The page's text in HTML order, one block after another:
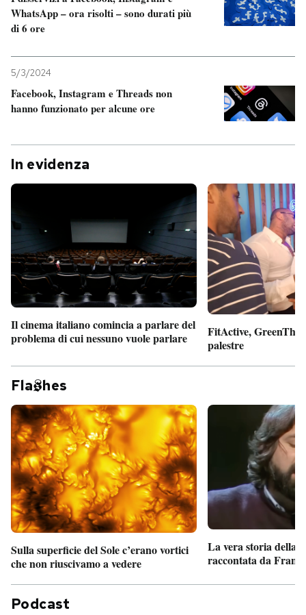
WhatsApp – ora risolti – sono durati più
di 6 ore
5/3/2024
Facebook, Instagram e Threads non
hanno funzionato per alcune ore
In evidenza
Il cinema italiano comincia a parlare del
problema di cui nessuno vuole parlare
FitActive,
palestre
Fla hes
Sulla superficie del Sole c’erano vortici
che non riuscivamo a vedere
La vera storia della
raccontata da
Podcast